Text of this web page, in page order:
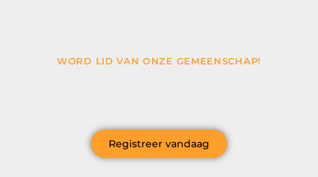
WORD LID VAN ONZE GEMEENSCHAP!
Registreer vandaag